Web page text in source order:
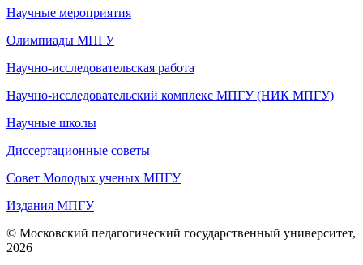
Научные мероприятия
Олимпиады МПГУ
Научно-исследовательская работа
Научно-исследовательский комплекс МПГУ (НИК МПГУ)
Научные школы
Диссертационные советы
Совет Молодых ученых МПГУ
Издания МПГУ
© Московский педагогический государственный университет,
2026